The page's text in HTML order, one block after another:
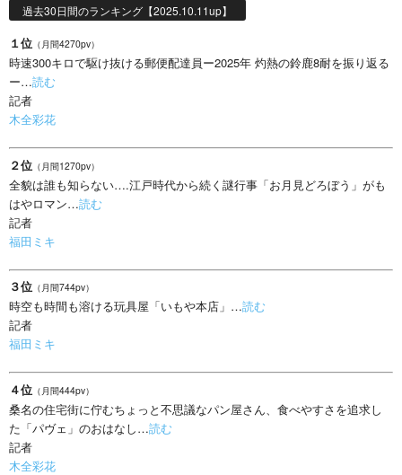
過去30日間のランキング【2025.10.11up】
１位 （月間4270pv）
時速300キロで駆け抜ける郵便配達員ー2025年 灼熱の鈴鹿8耐を振り返る
ー…読む
記者
木全彩花
２位 （月間1270pv）
全貌は誰も知らない….江戸時代から続く謎行事「お月見どろぼう」がも
はやロマン…読む
記者
福田ミキ
３位 （月間744pv）
時空も時間も溶ける玩具屋「いもや本店」…読む
記者
福田ミキ
４位 （月間444pv）
桑名の住宅街に佇むちょっと不思議なパン屋さん、食べやすさを追求し
た「パヴェ」のおはなし…読む
記者
木全彩花